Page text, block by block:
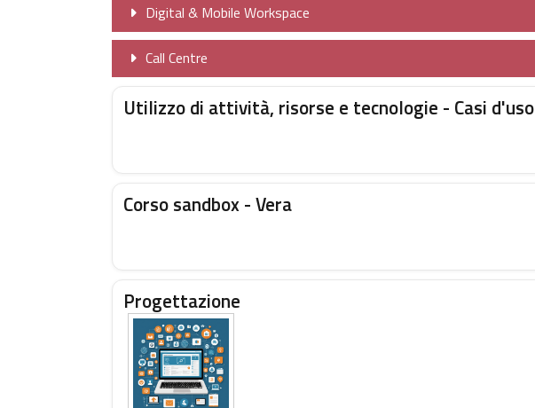
Digital & Mobile Workspace
Call Centre
Utilizzo di attività, risorse e tecnologie - Casi d'uso
Corso sandbox - Vera
Progettazione